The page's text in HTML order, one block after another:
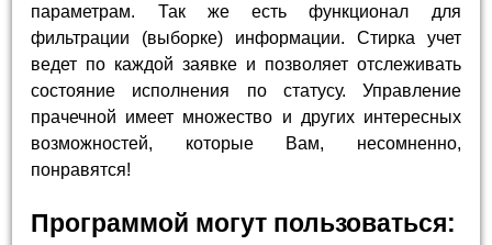
параметрам. Так же есть функционал для
фильтрации (выборке) информации. Стирка учет
ведет по каждой заявке и позволяет отслеживать
состояние исполнения по статусу. Управление
прачечной имеет множество и других интересных
возможностей, которые Вам, несомненно,
понравятся!
Программой могут пользоваться: